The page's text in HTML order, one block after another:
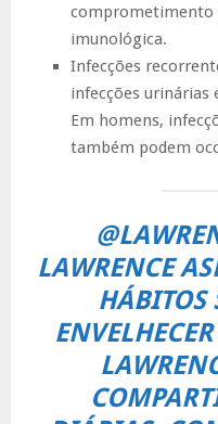
comprometimento
imunológica.
Infecções
infecções urinárias
Em homens,
também podem
LAWRENCE
HÁBITOS